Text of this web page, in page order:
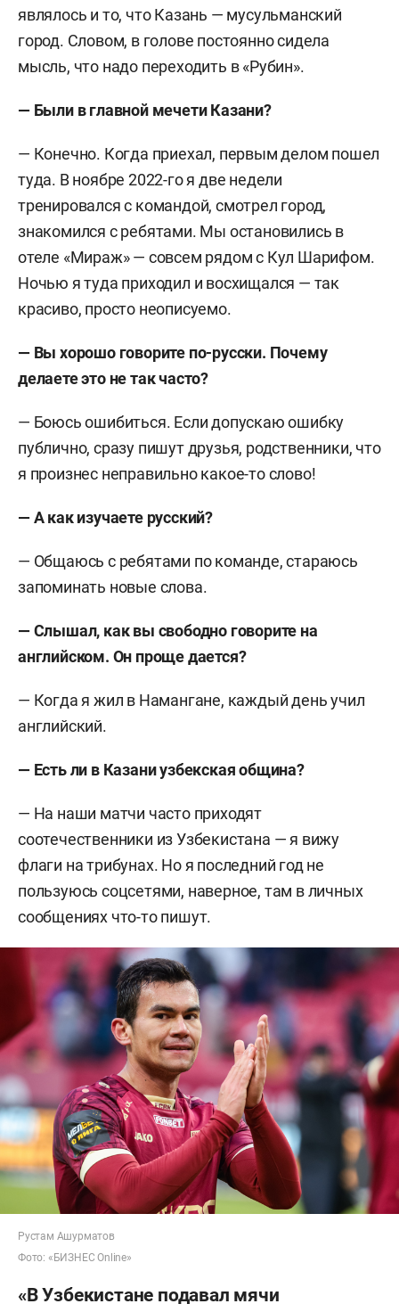
являлось и то, что Казань — мусульманский
город. Словом, в голове постоянно сидела
мысль, что надо переходить в «Рубин».
— Были в главной мечети Казани?
— Конечно. Когда приехал, первым делом пошел
туда. В ноябре 2022-го я две недели
тренировался с командой, смотрел город,
знакомился с ребятами. Мы остановились в
отеле «Мираж» — совсем рядом с Кул Шарифом.
Ночью я туда приходил и восхищался — так
красиво, просто неописуемо.
— Вы хорошо говорите по-русски. Почему
делаете это не так часто?
— Боюсь ошибиться. Если допускаю ошибку
публично, сразу пишут друзья, родственники, что
я произнес неправильно какое-то слово!
— А как изучаете русский?
— Общаюсь с ребятами по команде, стараюсь
запоминать новые слова.
— Слышал, как вы свободно говорите на
английском. Он проще дается?
— Когда я жил в Намангане, каждый день учил
английский.
— Есть ли в Казани узбекская община?
— На наши матчи часто приходят
соотечественники из Узбекистана — я вижу
флаги на трибунах. Но я последний год не
пользуюсь соцсетями, наверное, там в личных
сообщениях что-то пишут.
Рустам Ашурматов
Фото: «БИЗНЕС Online»
«В Узбекистане подавал мячи